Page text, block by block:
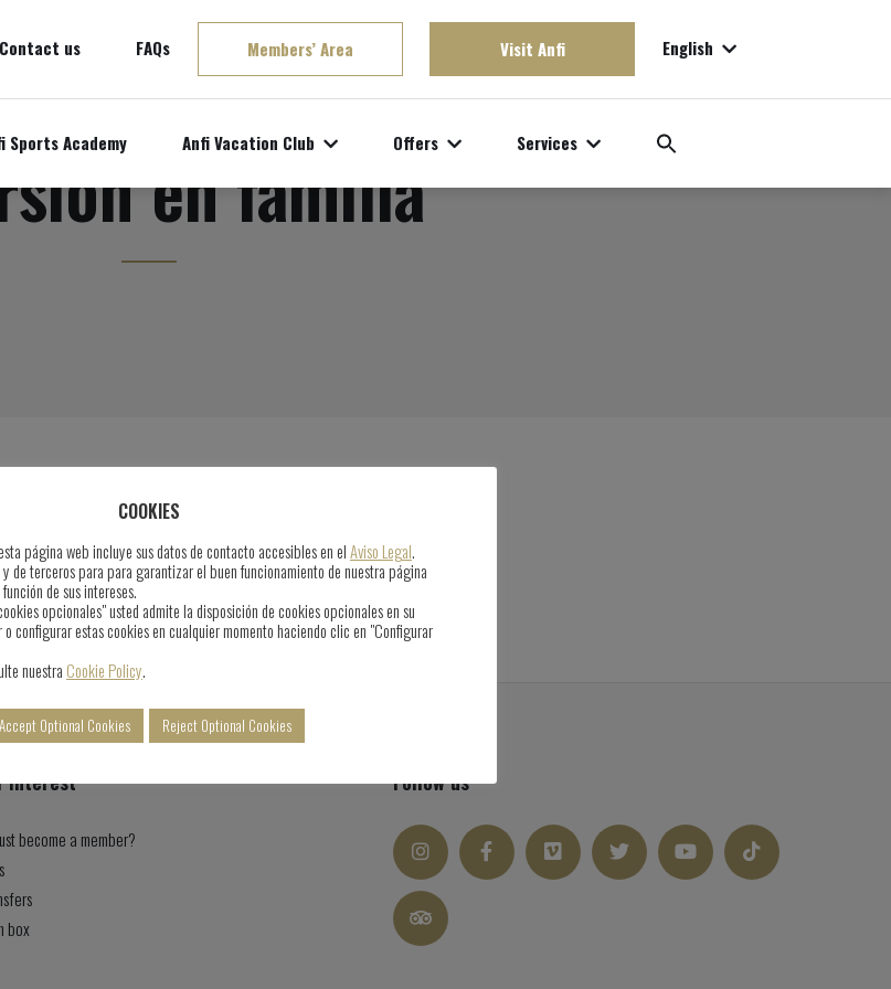
Contact us FAQs Members’ Area Visit Anfi English
Sports Academy Anfi Vacation Club Offers Services
en familia
interest
become a member?
box
Follow us
COOKIES
página web incluye sus datos de contacto accesibles en elAviso Legal.
de terceros para para garantizar el buen funcionamiento de nuestra página
de sus intereses.
opcionales" usted admite la disposición de cookies opcionales en su
configurar estas cookies en cualquier momento haciendo clic en "Configurar
nuestra Cookie Policy.
Accept Optional Cookies Reject Optional Cookies